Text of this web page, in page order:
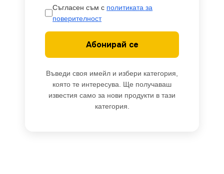
Съгласен съм с политиката за
поверителност
Абонирай се
Въведи своя имейл и избери категория,
която те интересува. Ще получаваш
известия само за нови продукти в тази
категория.